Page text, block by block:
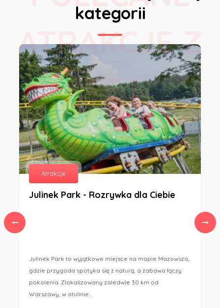
kategorii
ATRAKCJE Z
TEJ
KATEGORII
Atrakcje
Julinek Park - Rozrywka dla Ciebie
Julinek Park to wyjątkowe miejsce na mapie Mazowsza,
gdzie przygoda spotyka się z naturą, a zabawa łączy
pokolenia. Zlokalizowany zaledwie 30 km od
Warszawy, w otulinie...